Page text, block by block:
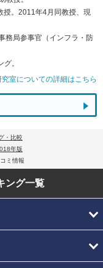
授。2011年4月同教授、現
務局参事官（インフラ・防
。
室についての詳細はこちら
・比較
年版
ミ情報
ング一覧